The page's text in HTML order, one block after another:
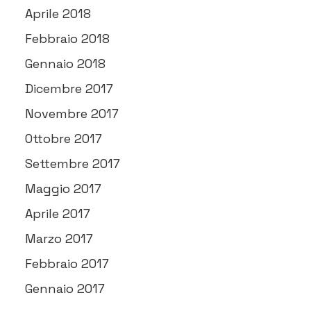
Aprile 2018
Febbraio 2018
Gennaio 2018
Dicembre 2017
Novembre 2017
Ottobre 2017
Settembre 2017
Maggio 2017
Aprile 2017
Marzo 2017
Febbraio 2017
Gennaio 2017